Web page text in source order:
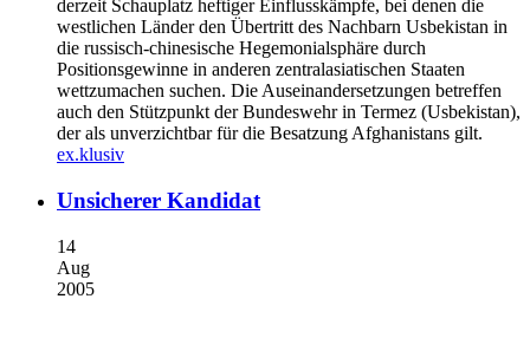
derzeit Schauplatz heftiger Einflusskämpfe, bei denen die
westlichen Länder den Übertritt des Nachbarn Usbekistan in
die russisch-chinesische Hegemonialsphäre durch
Positionsgewinne in anderen zentralasiatischen Staaten
wettzumachen suchen. Die Auseinandersetzungen betreffen
auch den Stützpunkt der Bundeswehr in Termez (Usbekistan),
der als unverzichtbar für die Besatzung Afghanistans gilt.
ex.klusiv
Unsicherer Kandidat
14
Aug
2005